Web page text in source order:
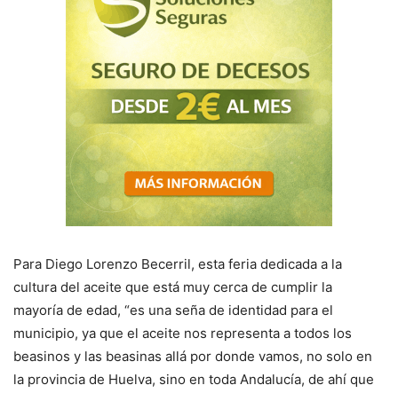
Para Diego Lorenzo Becerril, esta feria dedicada a la
cultura del aceite que está muy cerca de cumplir la
mayoría de edad, “es una seña de identidad para el
municipio, ya que el aceite nos representa a todos los
beasinos y las beasinas allá por donde vamos, no solo en
la provincia de Huelva, sino en toda Andalucía, de ahí que